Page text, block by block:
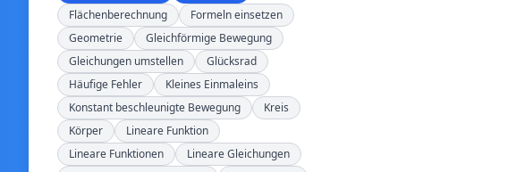
Flächenberechnung
Formeln einsetzen
Geometrie
Gleichförmige Bewegung
Gleichungen umstellen
Glücksrad
Häufige Fehler
Kleines Einmaleins
Konstant beschleunigte Bewegung
Kreis
Körper
Lineare Funktion
Lineare Funktionen
Lineare Gleichungen